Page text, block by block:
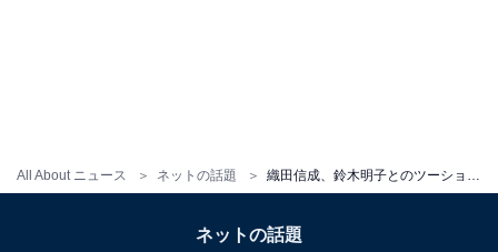
All About ニュース ネットの話題
ネットの話題